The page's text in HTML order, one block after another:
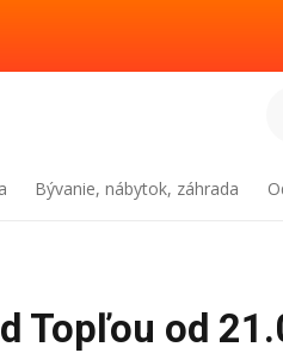
Bývanie, nábytok, záhrada
Topľou od